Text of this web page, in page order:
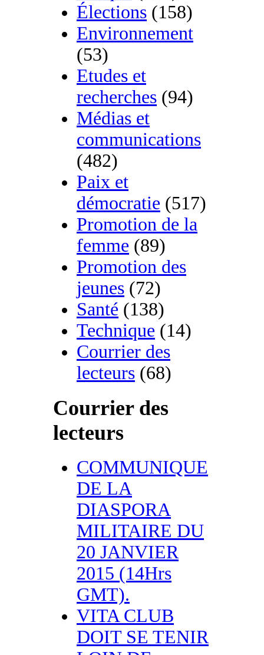
Élections (158)
Environnement
(53)
Etudes et
recherches (94)
Médias et
communications
(482)
Paix et
démocratie (517)
Promotion de la
femme (89)
Promotion des
jeunes (72)
Santé (138)
Technique (14)
Courrier des
lecteurs (68)
Courrier des
lecteurs
COMMUNIQUE
DE LA
DIASPORA
MILITAIRE DU
20 JANVIER
2015 (14Hrs
GMT).
VITA CLUB
DOIT SE TENIR